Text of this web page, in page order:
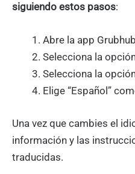
siguiendo estos pasos:
Abre la app
Selecciona la
Selecciona la
Elige “Español”
Una vez que cambies el
información y las
traducidas.